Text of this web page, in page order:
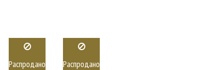
Распродано Распродано